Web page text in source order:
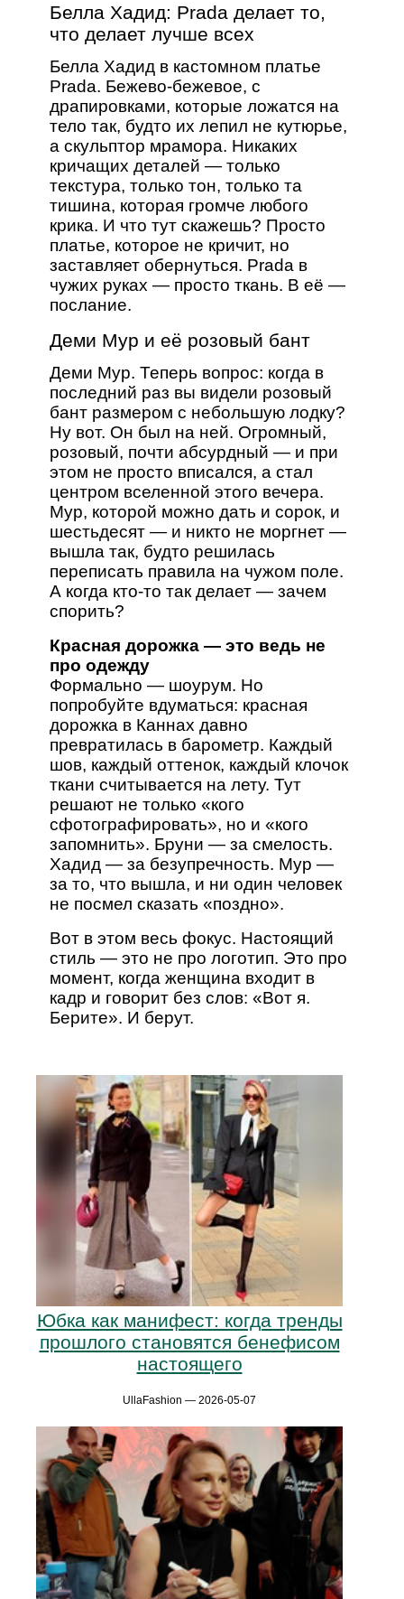
Белла Хадид: Prada делает то,
что делает лучше всех
Белла Хадид в кастомном платье
Prada. Бежево-бежевое, с
драпировками, которые ложатся на
тело так, будто их лепил не кутюрье,
а скульптор мрамора. Никаких
кричащих деталей — только
текстура, только тон, только та
тишина, которая громче любого
крика. И что тут скажешь? Просто
платье, которое не кричит, но
заставляет обернуться. Prada в
чужих руках — просто ткань. В её —
послание.
Деми Мур и её розовый бант
Деми Мур. Теперь вопрос: когда в
последний раз вы видели розовый
бант размером с небольшую лодку?
Ну вот. Он был на ней. Огромный,
розовый, почти абсурдный — и при
этом не просто вписался, а стал
центром вселенной этого вечера.
Мур, которой можно дать и сорок, и
шестьдесят — и никто не моргнет —
вышла так, будто решилась
переписать правила на чужом поле.
А когда кто-то так делает — зачем
спорить?
Красная дорожка — это ведь не
про одежду
Формально — шоурум. Но
попробуйте вдуматься: красная
дорожка в Каннах давно
превратилась в барометр. Каждый
шов, каждый оттенок, каждый клочок
ткани считывается на лету. Тут
решают не только «кого
сфотографировать», но и «кого
запомнить». Бруни — за смелость.
Хадид — за безупречность. Мур —
за то, что вышла, и ни один человек
не посмел сказать «поздно».
Вот в этом весь фокус. Настоящий
стиль — это не про логотип. Это про
момент, когда женщина входит в
кадр и говорит без слов: «Вот я.
Берите». И берут.
Юбка как манифест: когда тренды
прошлого становятся бенефисом
настоящего
UllaFashion — 2026-05-07